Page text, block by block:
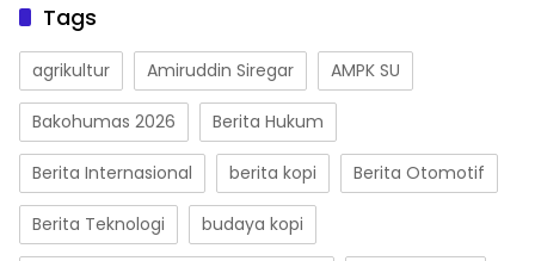
Tags
agrikultur Amiruddin Siregar AMPK SU
Bakohumas 2026 Berita Hukum
Berita Internasional berita kopi Berita Otomotif
Berita Teknologi budaya kopi